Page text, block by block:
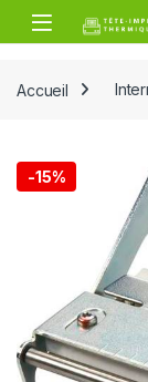
Skip to navigation
Skip to content
Open
Accueil
-15%